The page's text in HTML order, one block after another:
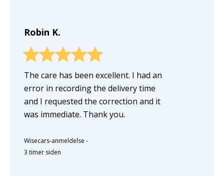
Robin K.
The care has been excellent. I had an
error in recording the delivery time
and I requested the correction and it
was immediate. Thank you.
Wisecars-anmeldelse -
3 timer siden